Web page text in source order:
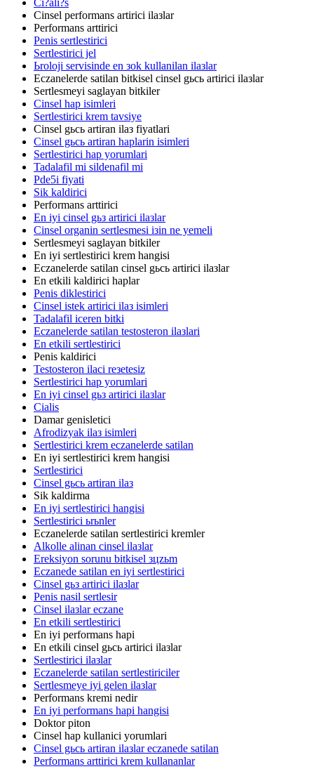
Ci?ali?s
Cinsel performans artirici ilaзlar
Performans arttirici
Penis sertlestirici
Sertlestirici jel
Ьroloji servisinde en зok kullanilan ilaзlar
Eczanelerde satilan bitkisel cinsel gьcь artirici ilaзlar
Sertlesmeyi saglayan bitkiler
Cinsel hap isimleri
Sertlestirici krem tavsiye
Cinsel gьcь artiran ilaз fiyatlari
Cinsel gьcь artiran haplarin isimleri
Sertlestirici hap yorumlari
Tadalafil mi sildenafil mi
Pde5i fiyati
Sik kaldirici
Performans arttirici
En iyi cinsel gьз artirici ilaзlar
Cinsel organin sertlesmesi iзin ne yemeli
Sertlesmeyi saglayan bitkiler
En iyi sertlestirici krem hangisi
Eczanelerde satilan cinsel gьcь artirici ilaзlar
En etkili kaldirici haplar
Penis diklestirici
Cinsel istek artirici ilaз isimleri
Tadalafil iceren bitki
Eczanelerde satilan testosteron ilaзlari
En etkili sertlestirici
Penis kaldirici
Testosteron ilaci reзetesiz
Sertlestirici hap yorumlari
En iyi cinsel gьз artirici ilaзlar
Cialis
Damar genisletici
Afrodizyak ilaз isimleri
Sertlestirici krem eczanelerde satilan
En iyi sertlestirici krem hangisi
Sertlestirici
Cinsel gьcь artiran ilaз
Sik kaldirma
En iyi sertlestirici hangisi
Sertlestirici ьrьnler
Eczanelerde satilan sertlestirici kremler
Alkolle alinan cinsel ilaзlar
Ereksiyon sorunu bitkisel зцzьm
Eczanede satilan en iyi sertlestirici
Cinsel gьз artirici ilaзlar
Penis nasil sertlesir
Cinsel ilaзlar eczane
En etkili sertlestirici
En iyi performans hapi
En etkili cinsel gьcь artirici ilaзlar
Sertlestirici ilaзlar
Eczanelerde satilan sertlestiriciler
Sertlesmeye iyi gelen ilaзlar
Performans kremi nedir
En iyi performans hapi hangisi
Doktor piton
Cinsel hap kullanici yorumlari
Cinsel gьcь artiran ilaзlar eczanede satilan
Performans arttirici krem kullananlar